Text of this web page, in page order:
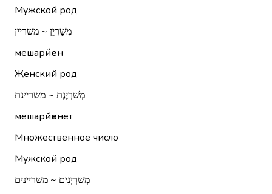
Мужской род
מְשַׁרְיֵן ~ משריין
мешарйен
Женский род
מְשַׁרְיֶנֶת ~ משריינת
мешарйенет
Множественное число
Мужской род
מְשַׁרְיְנִים ~ משריינים